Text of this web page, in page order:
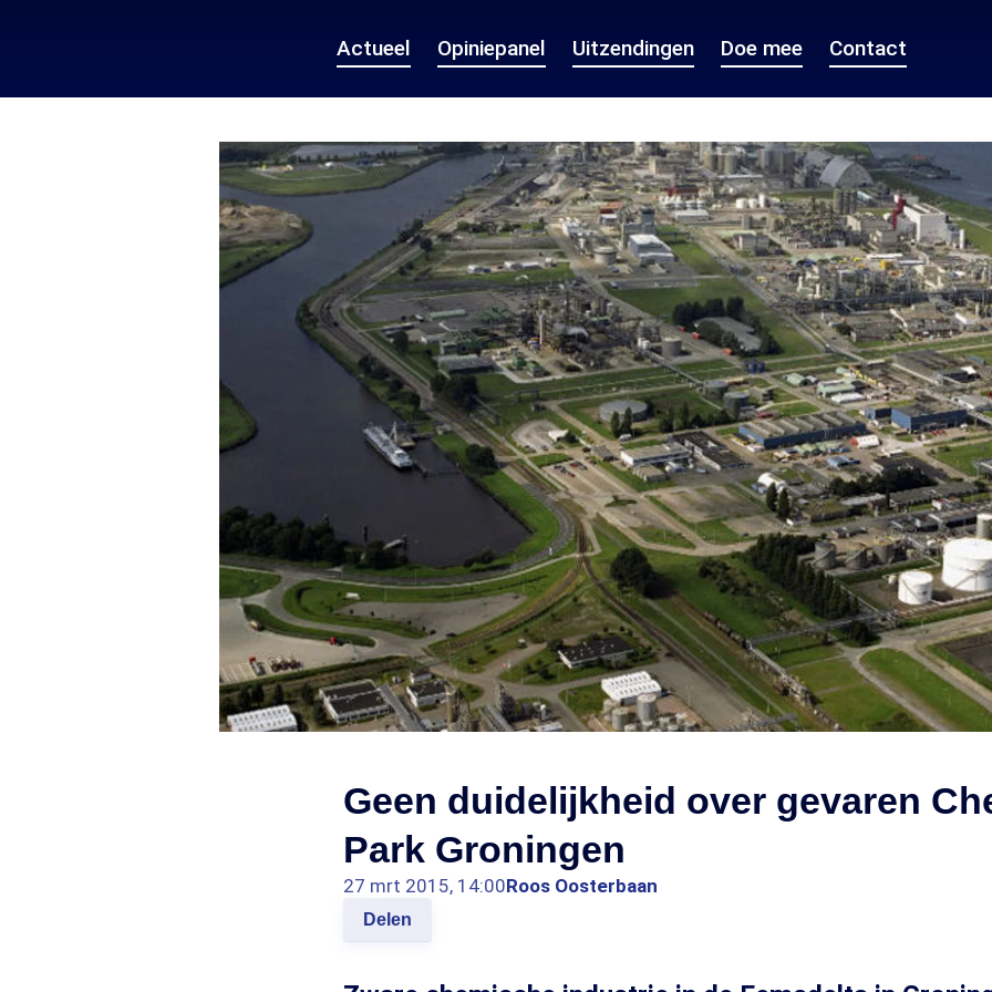
Actueel Opiniepanel Uitzendingen Doe mee Contact
Geen duidelijkheid over gevaren
Park Groningen
27 mrt 2015, 14:00Roos Oosterbaan
Delen